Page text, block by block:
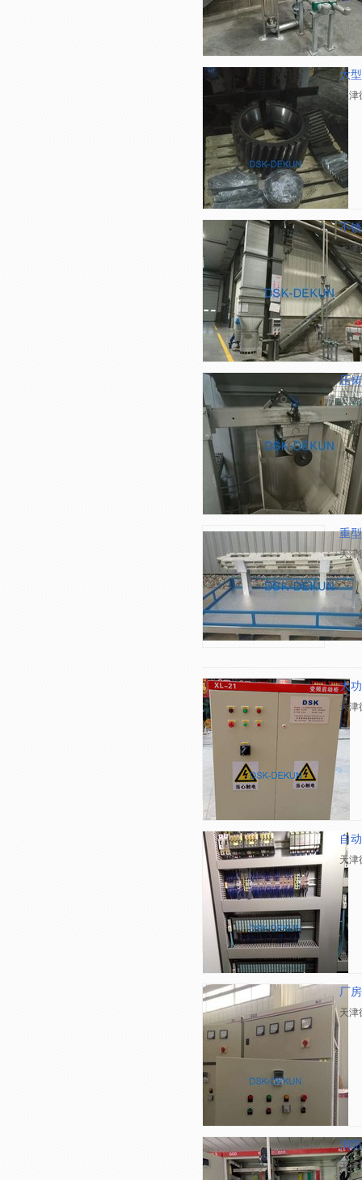
大
天津
不
天津
压
天津
重
天津
大
天津
自
天津
厂
天津
消
天津